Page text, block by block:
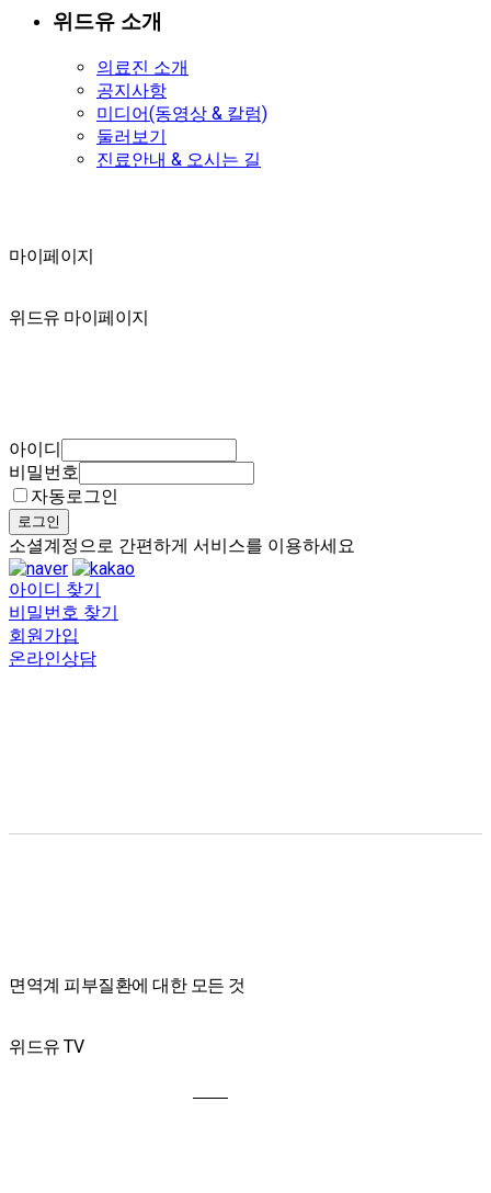
위드유 소개
의료진 소개
공지사항
미디어(동영상 & 칼럼)
둘러보기
진료안내 & 오시는 길
마이페이지
위드유 마이페이지
아이디
비밀번호
자동로그인
로그인
소셜계정으로 간편하게 서비스를 이용하세요
아이디 찾기
비밀번호 찾기
회원가입
온라인상담
면역계 피부질환에 대한 모든 것
위드유 TV